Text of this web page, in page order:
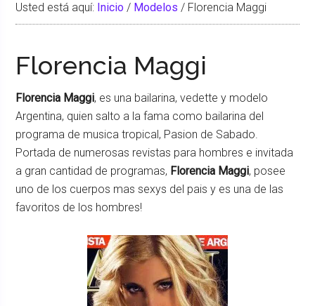
Usted está aquí: Inicio / Modelos / Florencia Maggi
Florencia Maggi
Florencia Maggi, es una bailarina, vedette y modelo
Argentina, quien salto a la fama como bailarina del
programa de musica tropical, Pasion de Sabado.
Portada de numerosas revistas para hombres e invitada
a gran cantidad de programas, Florencia Maggi, posee
uno de los cuerpos mas sexys del pais y es una de las
favoritos de los hombres!